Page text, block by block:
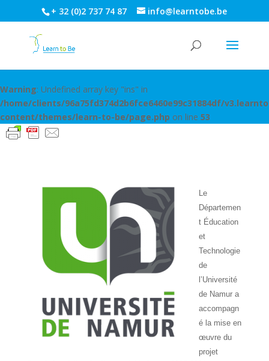
+ 32 (0)2 737 74 87 info@learntobe.be
Warning: Undefined array key "ins" in
/home/clients/96a75fd374d2b6fce6460e99c31884df/
content/themes/learn-to-be/page.php on line 53
Le
Départemen
t Éducation
et
Technologie
de
l’Université
de Namur a
accompagn
é la mise en
œuvre du
projet